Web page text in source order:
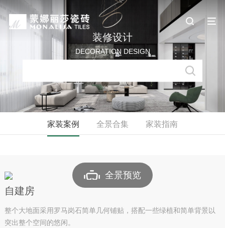
装修设计
DECORATION DESIGN
家装案例 全景合集 家装指南
全景预览
自建房
整个大地面采用罗马岗石简单几何铺贴，搭配一些绿植和简单背景以
突出整个空间的悠闲。